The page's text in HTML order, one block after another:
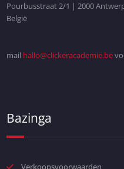
Pourbusstraat 2/1 | 2000
België
mail hallo@clickeracademie.be
Bazinga
Verkoopsvoorwaarden